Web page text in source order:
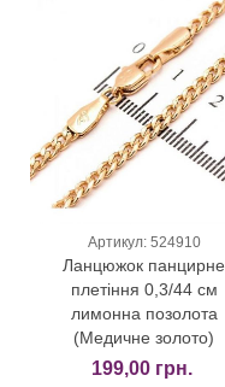
Артикул: 524910
Ланцюжок панцирне
плетіння 0,3/44 см
лимонна позолота
(Медичне золото)
199,00 грн.